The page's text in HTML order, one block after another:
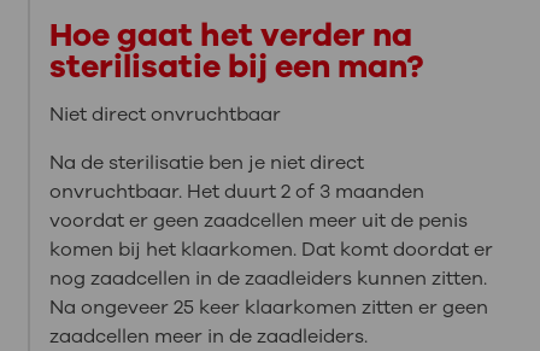
Hoe gaat het verder na
sterilisatie bij een man?
Niet direct onvruchtbaar
Na de sterilisatie ben je niet direct
onvruchtbaar. Het duurt 2 of 3 maanden
voordat er geen zaadcellen meer uit de penis
komen bij het klaarkomen. Dat komt doordat er
nog zaadcellen in de zaadleiders kunnen zitten.
Na ongeveer 25 keer klaarkomen zitten er geen
zaadcellen meer in de zaadleiders.